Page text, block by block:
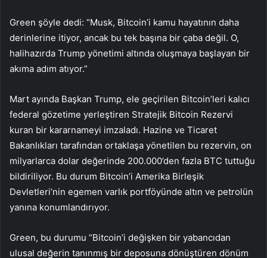
Green şöyle dedi: “Musk, Bitcoin’i kamu hayatının daha
derinlerine itiyor, ancak bu tek başına bir çaba değil. O,
halihazırda Trump yönetimi altında oluşmaya başlayan bir
akıma adım atıyor.”
Mart ayında Başkan Trump, ele geçirilen Bitcoin’leri kalıcı
federal gözetime yerleştiren Stratejik Bitcoin Rezervi
kuran bir kararnameyi imzaladı. Hazine ve Ticaret
Bakanlıkları tarafından ortaklaşa yönetilen bu rezervin, on
milyarlarca dolar değerinde 200.000’den fazla BTC tuttuğu
bildiriliyor. Bu durum Bitcoin’i Amerika Birleşik
Devletleri’nin egemen varlık portföyünde altın ve petrolün
yanına konumlandırıyor.
Green, bu durumu “Bitcoin’i değişken bir yabancıdan
ulusal değerin tanınmış bir deposuna dönüştüren dönüm